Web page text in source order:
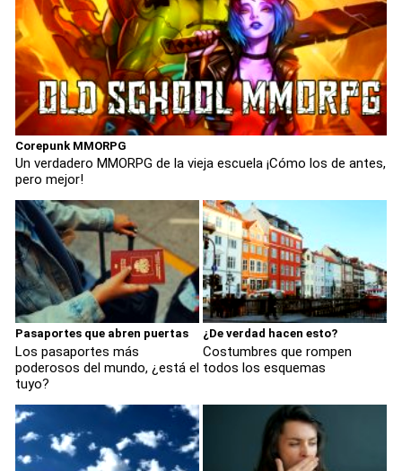
Corepunk MMORPG
Un verdadero MMORPG de la vieja escuela ¡Cómo los de antes,
pero mejor!
Pasaportes que abren puertas
Los pasaportes más
poderosos del mundo, ¿está el
tuyo?
¿De verdad hacen esto?
Costumbres que rompen
todos los esquemas